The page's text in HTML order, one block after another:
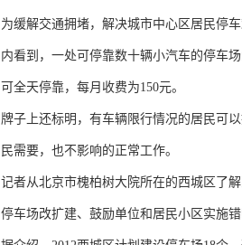
为缓解交通拥堵，解决城市中心区居民停
内看到，一处可停靠数十辆小汽车的停车
可全天停靠，每月收费为150元。
牌子上还标明，有车辆限行情况的居民可
民需要，也不影响的正常工作。
记者从北京市槐柏树大院所在的西城区了
停车场改扩建、鼓励单位和居民小区实施